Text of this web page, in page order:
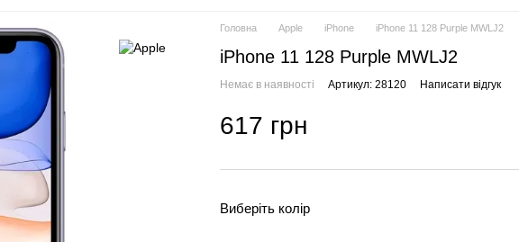
Головна Apple iPhone iPhone 11 128 Purple MWLJ2
iPhone 11 128 Purple MWLJ2
Немає в наявності Артикул: 28120 Написати відгук
617 грн
Виберіть колір